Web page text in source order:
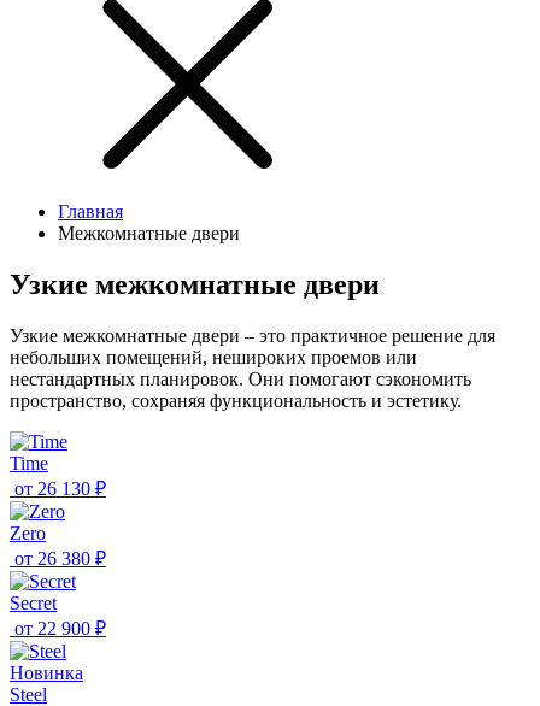
Главная
Межкомнатные двери
Узкие межкомнатные двери
Узкие межкомнатные двери – это практичное решение для
небольших помещений, нешироких проемов или
нестандартных планировок. Они помогают сэкономить
пространство, сохраняя функциональность и эстетику.
Time
от 26 130 ₽
Zero
от 26 380 ₽
Secret
от 22 900 ₽
Новинка
Steel